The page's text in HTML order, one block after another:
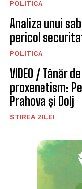
CELE MAI NOI
Ministerul
definitivă
eliminând riscul
Ministerul
implementate
conform